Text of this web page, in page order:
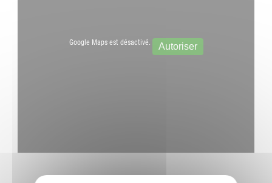
Google Maps est désactivé. Autoriser